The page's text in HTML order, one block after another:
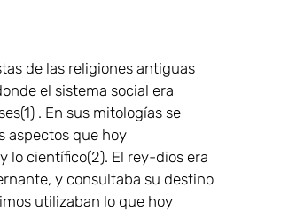
de las religiones antiguas
el sistema social era
. En sus mitologías se
aspectos que hoy
lo científico(2). El rey-dios era
y consultaba su destino
utilizaban lo que hoy